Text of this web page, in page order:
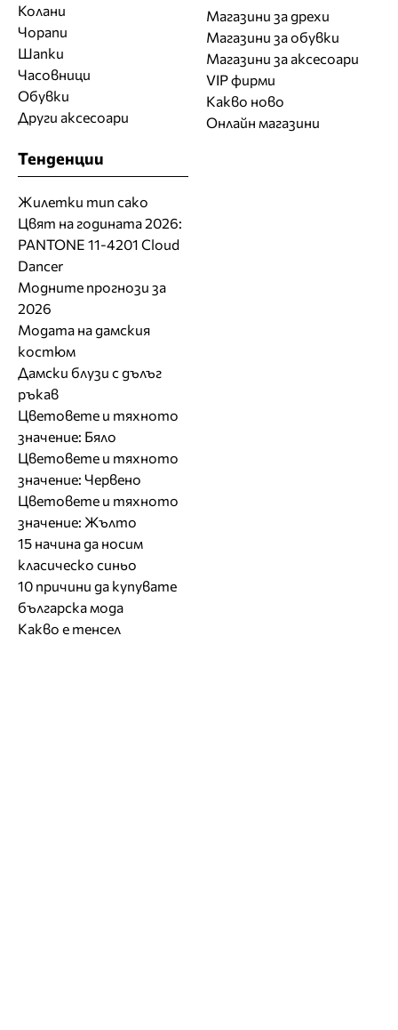
Колани
Чорапи
Шапки
Часовници
Обувки
Други аксесоари
Магазини за дрехи
Магазини за обувки
Магазини за aксесоари
VIP фирми
Какво ново
Онлайн магазини
Тенденции
Жилетки тип сако
Цвят на годината 2026:
PANTONE 11-4201 Cloud
Dancer
Модните прогнози за
2026
Модата на дамския
костюм
Дамски блузи с дълъг
ръкав
Цветовете и тяхното
значение: Бяло
Цветовете и тяхното
значение: Червено
Цветовете и тяхното
значение: Жълто
15 начина да носим
класическо синьо
10 причини да купувате
българска мода
Какво е тенсел